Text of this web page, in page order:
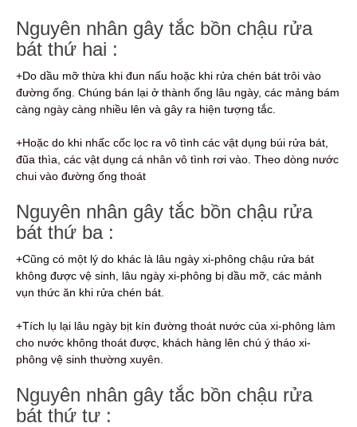
Nguyên nhân gây tắc bồn chậu rửa
bát thứ hai :
+Do dầu mỡ thừa khi đun nấu hoặc khi rửa chén bát trôi vào
đường ống. Chúng bán lại ở thành ống lâu ngày, các mảng bám
càng ngày càng nhiều lên và gây ra hiện tượng tắc.
+Hoặc do khi nhấc cốc lọc ra vô tình các vật dụng búi rửa bát,
đũa thìa, các vật dụng cá nhân vô tình rơi vào. Theo dòng nước
chui vào đường ống thoát
Nguyên nhân gây tắc bồn chậu rửa
bát thứ ba :
+Cũng có một lý do khác là lâu ngày xi-phông chậu rửa bát
không được vệ sinh, lâu ngày xi-phông bị dầu mỡ, các mảnh
vụn thức ăn khi rửa chén bát.
+Tích lụ lại lâu ngày bịt kín đường thoát nước của xi-phông làm
cho nước không thoát được, khách hàng lên chú ý tháo xi-
phông vệ sinh thường xuyên.
Nguyên nhân gây tắc bồn chậu rửa
bát thứ tư :